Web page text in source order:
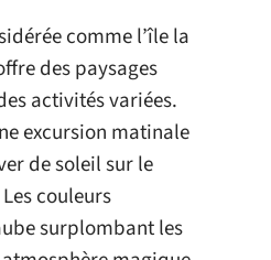
comme l’île la
des paysages
activités variées.
excursion matinale
de soleil sur le
couleurs
surplombant les